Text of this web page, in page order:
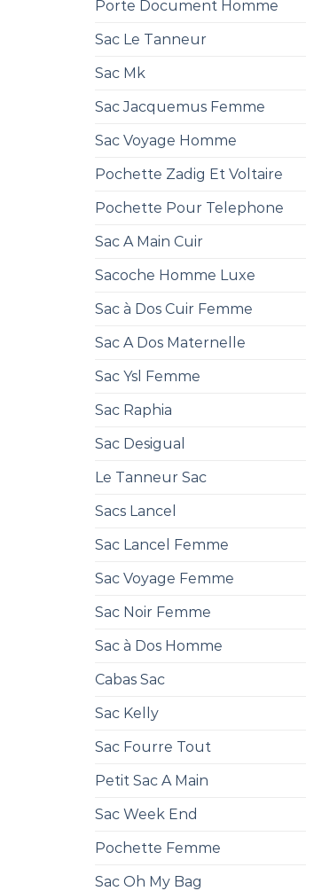
Porte Document Homme
Sac Le Tanneur
Sac Mk
Sac Jacquemus Femme
Sac Voyage Homme
Pochette Zadig Et Voltaire
Pochette Pour Telephone
Sac A Main Cuir
Sacoche Homme Luxe
Sac à Dos Cuir Femme
Sac A Dos Maternelle
Sac Ysl Femme
Sac Raphia
Sac Desigual
Le Tanneur Sac
Sacs Lancel
Sac Lancel Femme
Sac Voyage Femme
Sac Noir Femme
Sac à Dos Homme
Cabas Sac
Sac Kelly
Sac Fourre Tout
Petit Sac A Main
Sac Week End
Pochette Femme
Sac Oh My Bag